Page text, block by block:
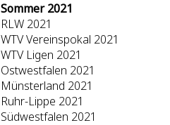
Sommer 2021
RLW 2021
WTV Vereinspokal 2021
WTV Ligen 2021
Ostwestfalen 2021
Münsterland 2021
Ruhr-Lippe 2021
Südwestfalen 2021